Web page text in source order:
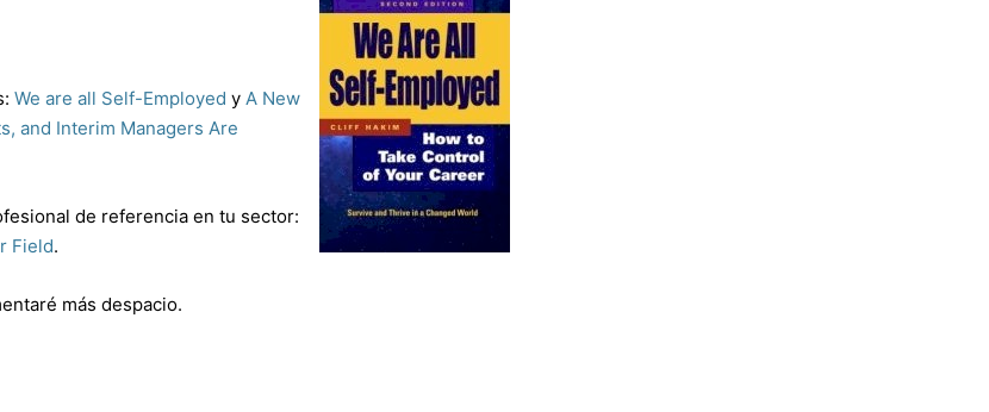
We are all Self-Employed y A New
and Interim Managers Are
de referencia en tu sector:
Field.
más despacio.